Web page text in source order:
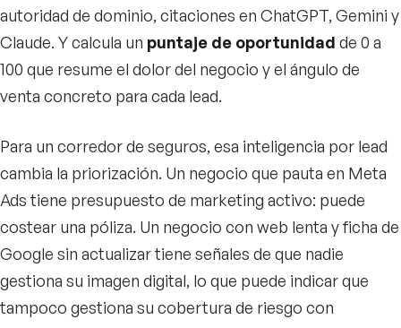
autoridad de dominio, citaciones en ChatGPT, Gemini y
Claude. Y calcula un puntaje de oportunidad de 0 a
100 que resume el dolor del negocio y el ángulo de
venta concreto para cada lead.
Para un corredor de seguros, esa inteligencia por lead
cambia la priorización. Un negocio que pauta en Meta
Ads tiene presupuesto de marketing activo: puede
costear una póliza. Un negocio con web lenta y ficha de
Google sin actualizar tiene señales de que nadie
gestiona su imagen digital, lo que puede indicar que
tampoco gestiona su cobertura de riesgo con